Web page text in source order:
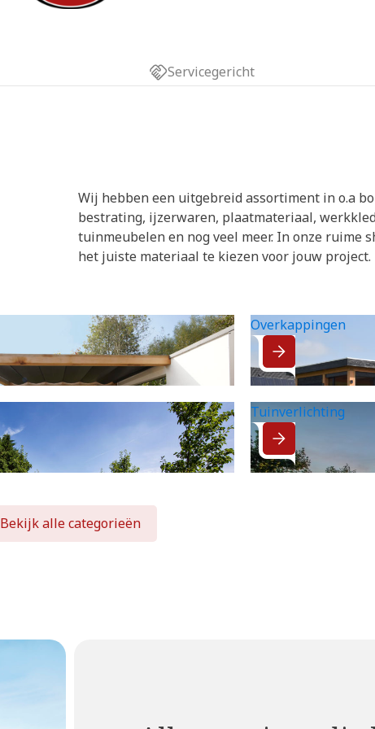
Servicegericht
Wij hebben een uitgebreid assortiment in o.a
bestrating, ijzerwaren, plaatmateriaal,
tuinmeubelen en nog veel meer. In onze ruime
het juiste materiaal te kiezen voor jouw project.
Overkappingen
Tuinverlichting
Bekijk alle categorieën